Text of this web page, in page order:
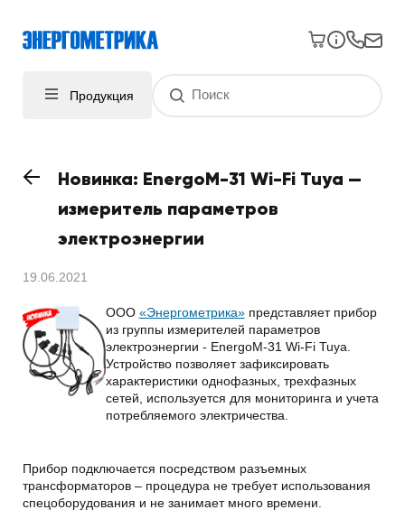
Продукция
Новинка: EnergoM-31 Wi-Fi Tuya —
измеритель параметров
электроэнергии
19.06.2021
ООО «Энергометрика»представляет прибор
из группы измерителей параметров
электроэнергии - EnergoM-31 Wi-Fi Tuya.
Устройство позволяет зафиксировать
характеристики однофазных, трехфазных
сетей, используется для мониторинга и учета
потребляемого электричества.
Прибор подключается посредством разъемных
трансформаторов – процедура не требует использования
спецоборудования и не занимает много времени.